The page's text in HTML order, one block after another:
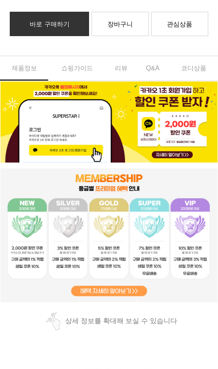
바로 구매하기 장바구니 관심상품
제품정보 쇼핑가이드 리뷰 Q&A 코디상품
상세 정보를 확대해 보실 수 있습니다